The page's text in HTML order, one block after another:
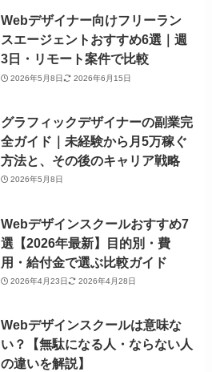
Webデザイナー向けフリーラン
スエージェントおすすめ6選｜週
3日・リモート案件で比較
2026年5月8日 2026年6月15日
グラフィックデザイナーの副業完
全ガイド｜未経験から月5万稼ぐ
方法と、その後のキャリア戦略
2026年5月8日
Webデザインスクールおすすめ7
選【2026年最新】目的別・費
用・給付金で選ぶ比較ガイド
2026年4月23日 2026年4月28日
Webデザインスクールは意味な
い？【無駄になる人・ならない人
の違いを解説】